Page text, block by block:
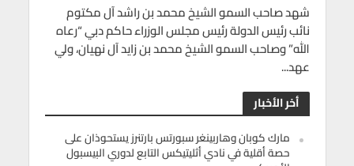
شهد صاحب السمو الشيخ محمد بن راشد آل مكتوم
نائب رئيس الدولة رئيس مجلس الوزراء حاكم دبي “رعاه
الله” وصاحب السمو الشيخ محمد بن زايد آل نهيان، ولي
عهد...
أخر الأخبار
مارك كوبان وهاربينغر سبورتس بارتنرز يستحوذان على
حصة أقلية في نادي أثليتيكس التابع لدوري البيسبول